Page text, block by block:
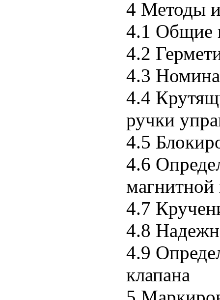
4 Методы
4.1 Общие
4.2
4.3
4.4
ручки
4.5
4.6
магнитной
4.7
4.8
4.9
клапана